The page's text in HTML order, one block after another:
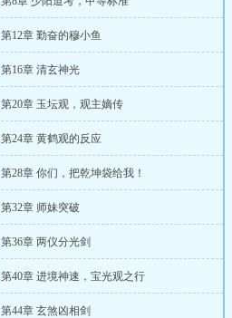
第12章 勤奋的穆小鱼
第16章 清玄神光
第20章 玉坛观，观主嫡传
第24章 黄鹤观的反应
第28章 你们，把乾坤袋给我！
第32章 师妹突破
第36章 两仪分光剑
第40章 进境神速，宝光观之行
第44章 玄煞凶相剑